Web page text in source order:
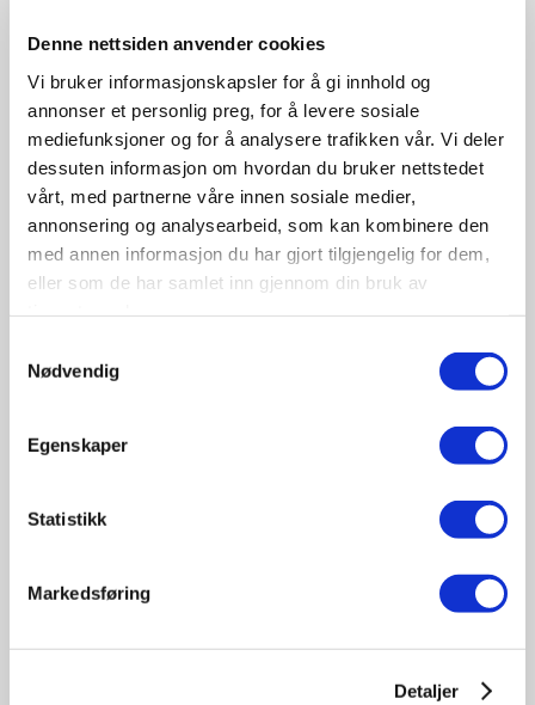
Denne nettsiden anvender cookies
Vi bruker informasjonskapsler for å gi innhold og
annonser et personlig preg, for å levere sosiale
mediefunksjoner og for å analysere trafikken vår. Vi deler
dessuten informasjon om hvordan du bruker nettstedet
vårt, med partnerne våre innen sosiale medier,
annonsering og analysearbeid, som kan kombinere den
med annen informasjon du har gjort tilgjengelig for dem,
eller som de har samlet inn gjennom din bruk av
Nødvendig
Egenskaper
Statistikk
Markedsføring
Detaljer
09-10
Sted: Clarion Hotel & Congress Oslo Airport, Hans